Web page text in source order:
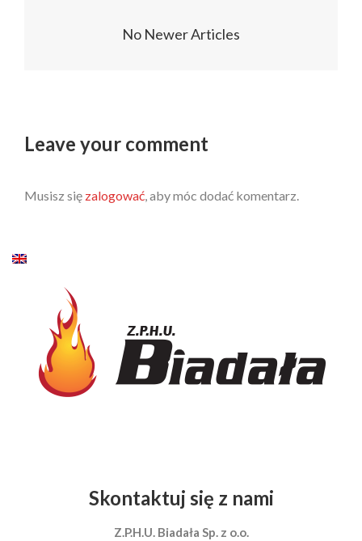
No Newer Articles
Leave your comment
Musisz się zalogować, aby móc dodać komentarz.
Skontaktuj się z nami
Z.P.H.U. Biadała Sp. z o.o.